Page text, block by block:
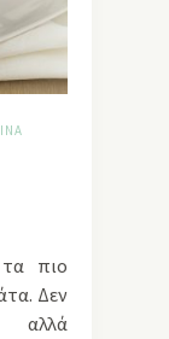
πιο
Δεν
αλλά